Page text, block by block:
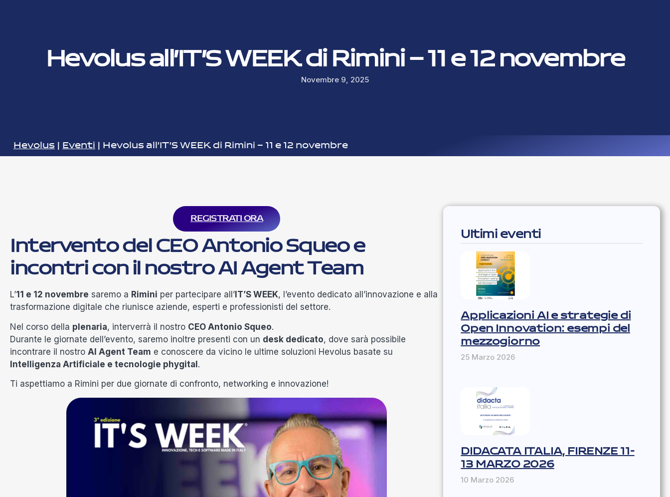
Hevolus all’IT’S WEEK di Rimini – 11 e 12 novembre
Novembre 9, 2025
Hevolus Eventi Hevolus all’IT’S WEEK di Rimini – 11 e 12 novembre
REGISTRATI ORA
Intervento del CEO Antonio Squeo e
incontri con il nostro AI Agent Team
L’11 e 12 novembre saremo a Rimini per partecipare all’ IT’S WEEK, l’evento dedicato all’innovazione e alla
trasformazione digitale che riunisce aziende, esperti e professionisti del settore.
Nel corso della plenaria, interverrà il nostro CEO Antonio Squeo.
Durante le giornate dell’evento, saremo inoltre presenti con un desk dedicato, dove sarà possibile
incontrare il nostro AI Agent Team e conoscere da vicino le ultime soluzioni Hevolus basate su
Intelligenza Artificiale e tecnologie phygital.
Ti aspettiamo a Rimini per due giornate di confronto, networking e innovazione!
Ultimi eventi
Applicazioni AI e strategie di
Open Innovation: esempi del
mezzogiorno
25 Marzo 2026
DIDACATA ITALIA, FIRENZE 11-
13 MARZO 2026
10 Marzo 2026